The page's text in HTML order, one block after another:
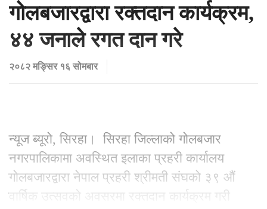
गोलबजारद्वारा रक्तदान कार्यक्रम,
४४ जनाले रगत दान गरे
२०८२ मङ्सिर १६ सोमबार
न्यूज ब्यूरो, सिरहा। सिरहा जिल्लाको गोलबजार
नगरपालिकामा अवस्थित इलाका प्रहरी कार्यालय
गोलबजारद्वारा नेपाल प्रहरी श्रीमती संघको ३९ औं
वार्षिक उत्सवको अवसरमा रक्तदान कार्यक्रम गरी